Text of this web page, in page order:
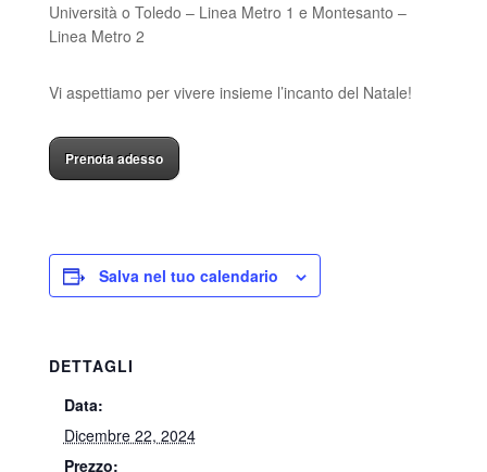
Università o Toledo – Linea Metro 1 e Montesanto –
Linea Metro 2
Vi aspettiamo per vivere insieme l’incanto del Natale!
Prenota adesso
Salva nel tuo calendario
DETTAGLI
Data:
Dicembre 22, 2024
Prezzo: